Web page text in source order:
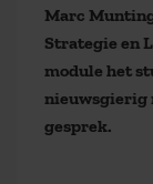
Marc
Strategie en
module het
nieuwsgierig
gesprek.